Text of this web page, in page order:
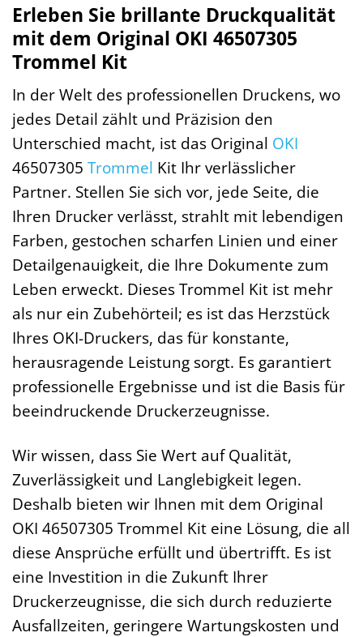
Erleben Sie brillante Druckqualität
mit dem Original OKI 46507305
Trommel Kit
In der Welt des professionellen Druckens, wo
jedes Detail zählt und Präzision den
Unterschied macht, ist das Original OKI
46507305 Trommel Kit Ihr verlässlicher
Partner. Stellen Sie sich vor, jede Seite, die
Ihren Drucker verlässt, strahlt mit lebendigen
Farben, gestochen scharfen Linien und einer
Detailgenauigkeit, die Ihre Dokumente zum
Leben erweckt. Dieses Trommel Kit ist mehr
als nur ein Zubehörteil; es ist das Herzstück
Ihres OKI-Druckers, das für konstante,
herausragende Leistung sorgt. Es garantiert
professionelle Ergebnisse und ist die Basis für
beeindruckende Druckerzeugnisse.
Wir wissen, dass Sie Wert auf Qualität,
Zuverlässigkeit und Langlebigkeit legen.
Deshalb bieten wir Ihnen mit dem Original
OKI 46507305 Trommel Kit eine Lösung, die all
diese Ansprüche erfüllt und übertrifft. Es ist
eine Investition in die Zukunft Ihrer
Druckerzeugnisse, die sich durch reduzierte
Ausfallzeiten, geringere Wartungskosten und